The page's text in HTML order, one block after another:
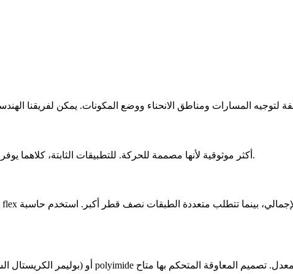
للتطبيقات الديناميكية مع الانحناء المتكرر، flex PCB أكثر موثوقية لأنها مصممة للحركة. للتطبيقات الثابتة، كلاهما يوفر موثوقية ممتازة عند التصميم الصحيح.